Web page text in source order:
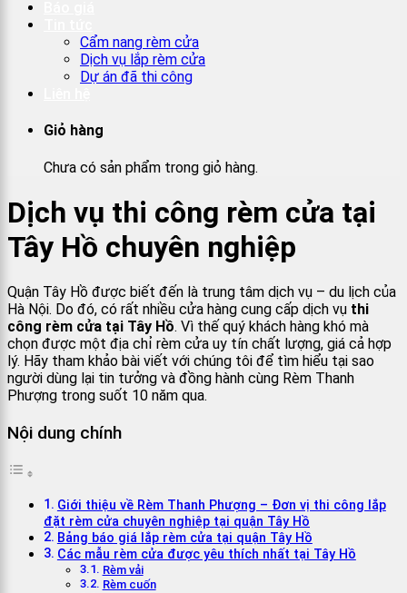
Cẩm nang rèm cửa
Dịch vụ lắp rèm cửa
Dự án đã thi công
Giỏ hàng
Chưa có sản phẩm trong giỏ hàng.
Dịch vụ thi công rèm cửa tại
Tây Hồ chuyên nghiệp
Quận Tây Hồ được biết đến là trung tâm dịch vụ – du lịch của
Hà Nội. Do đó, có rất nhiều cửa hàng cung cấp dịch vụ thi
công rèm cửa tại Tây Hồ. Vì thế quý khách hàng khó mà
chọn được một địa chỉ rèm cửa uy tín chất lượng, giá cả hợp
lý. Hãy tham khảo bài viết với chúng tôi để tìm hiểu tại sao
người dùng lại tin tưởng và đồng hành cùng Rèm Thanh
Phượng trong suốt 10 năm qua.
Nội dung chính
Giới thiệu về Rèm Thanh Phượng – Đơn vị thi công lắp
đặt rèm cửa chuyên nghiệp tại quận Tây Hồ
Bảng báo giá lắp rèm cửa tại quận Tây Hồ
Các mẫu rèm cửa được yêu thích nhất tại Tây Hồ
Rèm vải
Rèm cuốn